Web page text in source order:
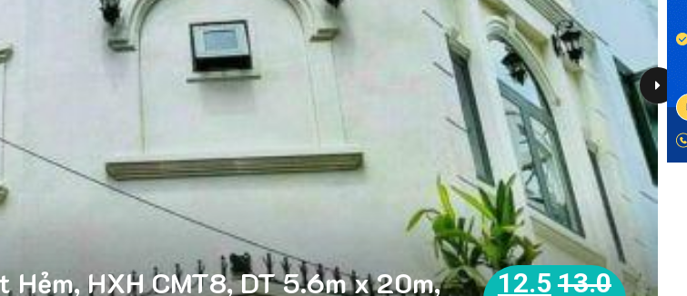
HXH CMT8, DT 5.6m x 20m,
12.5 13.0